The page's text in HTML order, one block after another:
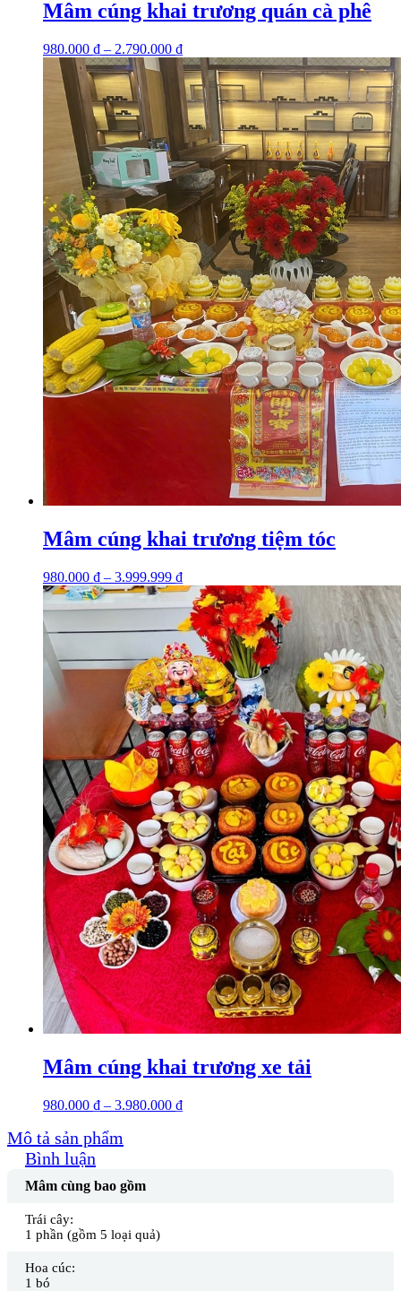
Mâm cúng khai trương quán cà phê
980.000 ₫ – 2.790.000 ₫
Mâm cúng khai trương tiệm tóc
980.000 ₫ – 3.999.999 ₫
Mâm cúng khai trương xe tải
980.000 ₫ – 3.980.000 ₫
Mô tả sản phẩm
Bình luận
Mâm cùng bao gồm
Trái cây:
1 phần (gồm 5 loại quả)
Hoa cúc:
1 bó